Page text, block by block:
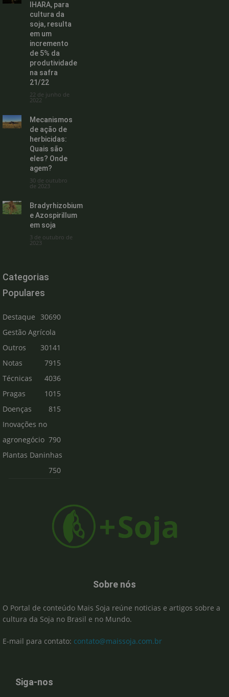
IHARA, para
cultura da
soja, resulta
em um
incremento
de 5% da
produtividade
na safra
21/22
22 de junho de
2022
Mecanismos
de ação de
herbicidas:
Quais são
eles? Onde
agem?
30 de outubro
de 2023
Bradyrhizobium
e Azospirillum
em soja
3 de outubro de
2023
Categorias
Populares
Destaque
30690
Gestão Agrícola
30141
Outros
7915
Notas
Técnicas
4036
Pragas
1015
Doenças
815
Inovações no
agronegócio 790
Plantas Daninhas
750
Sobre nós
O Portal de conteúdo Mais Soja reúne noticias e artigos sobre a
cultura da Soja no Brasil e no Mundo.
E-mail para contato: contato@maissoja.com.br
Siga-nos